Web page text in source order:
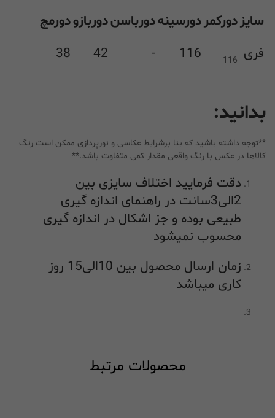
سایزدورکمردورسینهدورباسندوربازودورمچ
فری
116
116
-
42
38
بدانید:
**توجه داشته باشید که بنا برشرایط عکاسی و نورپردازی ممکن است رنگ
کالاها در عکس با رنگ واقعی مقدار کمی متفاوت باشد.**
دقت فرمایید اختلاف سایزی بین
2الی3سانت در راهنمای اندازه گیری
طبیعی بوده و جز اشکال در اندازه گیری
محسوب نمیشود
زمان ارسال محصول بین 10الی15 روز
کاری میباشد
محصولات مرتبط